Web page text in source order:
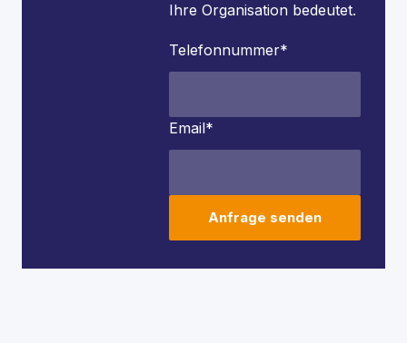
Ihre Organisation bedeutet.
Telefonnummer*
Email*
Anfrage senden